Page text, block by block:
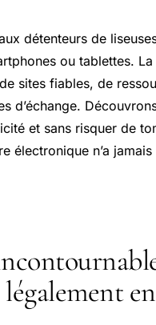
détenteurs de
ou tablettes.
sites fiables, de
d’échange.
et sans risquer de
électronique n’a